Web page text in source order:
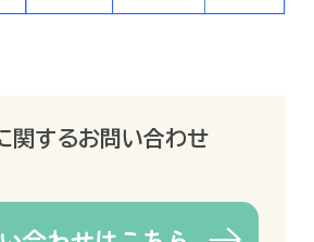
関するお問い合わせ